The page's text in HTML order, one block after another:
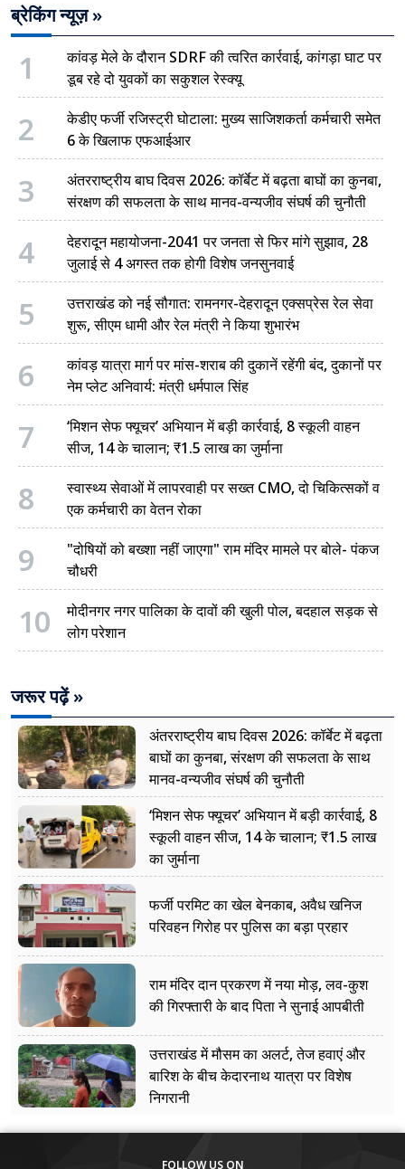
ब्रेकिंग न्यूज़ »
1
कांवड़ मेले के दौरान SDRF की त्वरित कार्रवाई, कांगड़ा घाट पर
डूब रहे दो युवकों का सकुशल रेस्क्यू
2
केडीए फर्जी रजिस्ट्री घोटाला: मुख्य साजिशकर्ता कर्मचारी समेत
6 के खिलाफ एफआईआर
3
अंतरराष्ट्रीय बाघ दिवस 2026: कॉर्बेट में बढ़ता बाघों का कुनबा,
संरक्षण की सफलता के साथ मानव-वन्यजीव संघर्ष की चुनौती
4
देहरादून महायोजना-2041 पर जनता से फिर मांगे सुझाव, 28
जुलाई से 4 अगस्त तक होगी विशेष जनसुनवाई
5
उत्तराखंड को नई सौगात: रामनगर-देहरादून एक्सप्रेस रेल सेवा
शुरू, सीएम धामी और रेल मंत्री ने किया शुभारंभ
6
कांवड़ यात्रा मार्ग पर मांस-शराब की दुकानें रहेंगी बंद, दुकानों पर
नेम प्लेट अनिवार्य: मंत्री धर्मपाल सिंह
7
‘मिशन सेफ फ्यूचर’ अभियान में बड़ी कार्रवाई, 8 स्कूली वाहन
सीज, 14 के चालान; ₹1.5 लाख का जुर्माना
8
स्वास्थ्य सेवाओं में लापरवाही पर सख्त CMO, दो चिकित्सकों व
एक कर्मचारी का वेतन रोका
9
"दोषियों को बख्शा नहीं जाएगा" राम मंदिर मामले पर बोले- पंकज
चौधरी
10
मोदीनगर नगर पालिका के दावों की खुली पोल, बदहाल सड़क से
लोग परेशान
जरूर पढ़ें »
अंतरराष्ट्रीय बाघ दिवस 2026: कॉर्बेट में बढ़ता
बाघों का कुनबा, संरक्षण की सफलता के साथ
मानव-वन्यजीव संघर्ष की चुनौती
‘मिशन सेफ फ्यूचर’ अभियान में बड़ी कार्रवाई, 8
स्कूली वाहन सीज, 14 के चालान; ₹1.5 लाख
का जुर्माना
फर्जी परमिट का खेल बेनकाब, अवैध खनिज
परिवहन गिरोह पर पुलिस का बड़ा प्रहार
राम मंदिर दान प्रकरण में नया मोड़, लव-कुश
की गिरफ्तारी के बाद पिता ने सुनाई आपबीती
उत्तराखंड में मौसम का अलर्ट, तेज हवाएं और
बारिश के बीच केदारनाथ यात्रा पर विशेष
निगरानी
FOLLOW US ON